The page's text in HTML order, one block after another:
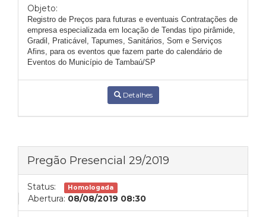
Objeto:
Registro de Preços para futuras e eventuais Contratações de
empresa especializada em locação de Tendas tipo pirâmide,
Gradil, Praticável, Tapumes, Sanitários, Som e Serviços
Afins, para os eventos que fazem parte do calendário de
Eventos do Município de Tambaú/SP
Detalhes
Pregão Presencial 29/2019
Status: Homologada
Abertura: 08/08/2019 08:30